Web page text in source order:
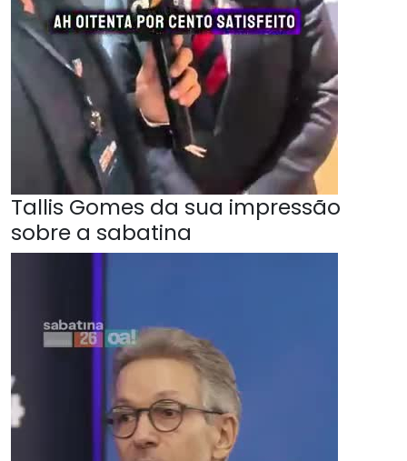
Tallis Gomes da sua impressão
sobre a sabatina